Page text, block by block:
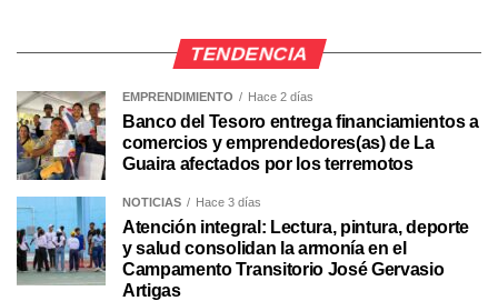
TENDENCIA
EMPRENDIMIENTO Hace 2 días
Banco del Tesoro entrega financiamientos a
comercios y emprendedores(as) de La
Guaira afectados por los terremotos
NOTICIAS Hace 3 días
Atención integral: Lectura, pintura, deporte
y salud consolidan la armonía en el
Campamento Transitorio José Gervasio
Artigas